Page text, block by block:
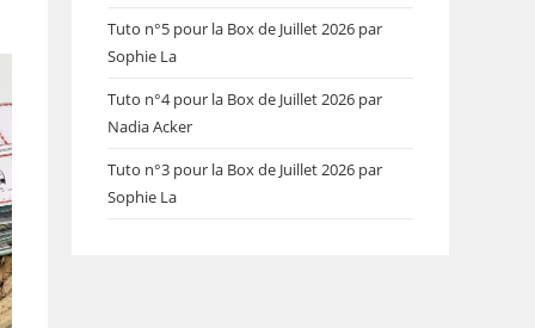
Tuto n°5 pour la Box de Juillet 2026 par
Sophie La
Tuto n°4 pour la Box de Juillet 2026 par
Nadia Acker
Tuto n°3 pour la Box de Juillet 2026 par
Sophie La